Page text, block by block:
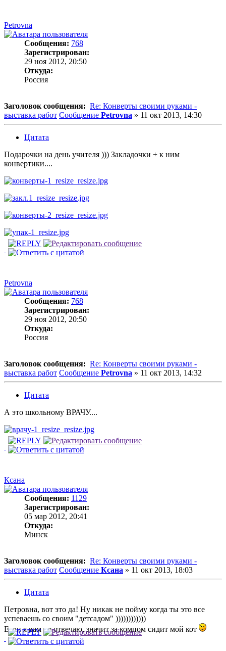
Petrovna
Сообщения: 768
Зарегистрирован:
29 ноя 2012, 20:50
Откуда:
Россия
Заголовок сообщения: Re: Конверты своими руками -
выставка работ Сообщение Petrovna » 11 окт 2013, 14:30
Цитата
Подарочки на день учителя ))) Закладочки + к ним
конвертики....
Petrovna
Сообщения: 768
Зарегистрирован:
29 ноя 2012, 20:50
Откуда:
Россия
Заголовок сообщения: Re: Конверты своими руками -
выставка работ Сообщение Petrovna » 11 окт 2013, 14:32
Цитата
А это школьному ВРАЧУ....
Ксана
Сообщения: 1129
Зарегистрирован:
05 мар 2012, 20:41
Откуда:
Минск
Заголовок сообщения: Re: Конверты своими руками -
выставка работ Сообщение Ксана » 11 окт 2013, 18:03
Цитата
Петровна, вот это да! Ну никак не пойму когда ты это все
успеваешь со своим "детсадом" ))))))))))))
Если я вам не отвечаю, значит за компом сидит мой кот